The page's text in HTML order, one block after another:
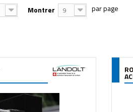
Montrer 9